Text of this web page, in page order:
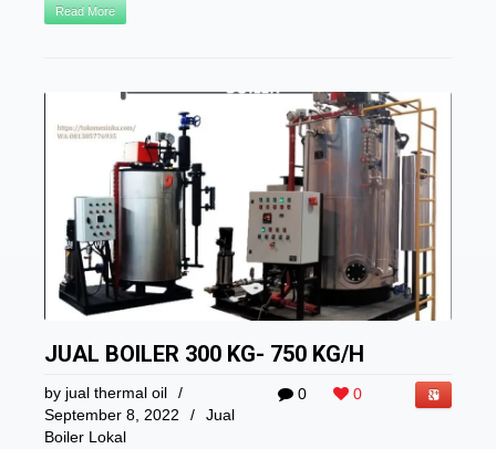
Read More
JUAL BOILER 300 KG- 750 KG/H
0 0
by jual thermal oil
/
September 8, 2022
/
Jual
Boiler Lokal